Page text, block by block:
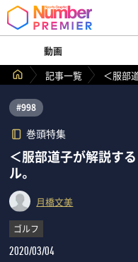
動画
記事一覧
＜服部
#998
巻頭特集
＜服部道子が解説す
ル。
月橋文美
ゴルフ
2020/03/04